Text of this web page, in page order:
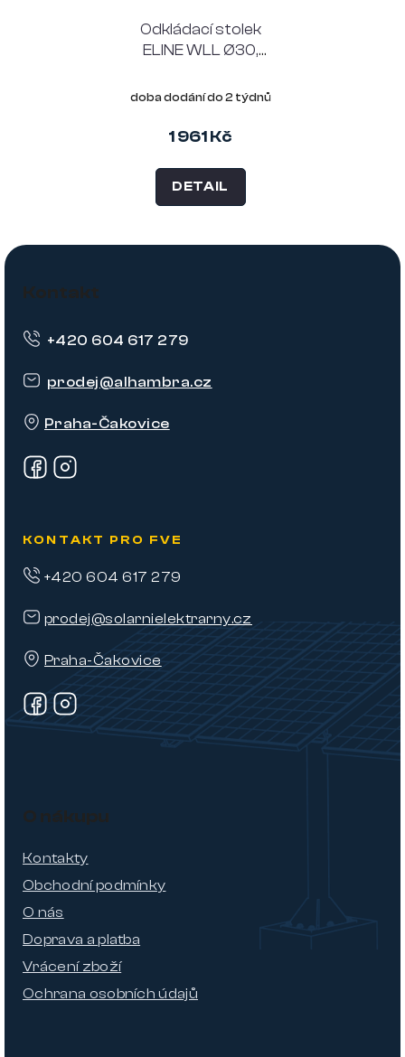
Odkládací stolek
ELINE WLL Ø30,
hnědý
doba dodání do 2 týdnů
1 961 Kč
DETAIL
Z
Kontakt
prodej@alhambra.cz
Praha-Čakovice
+420 604 617 279
KONTAKT PRO FVE
prodej@solarnielektrarny.cz
Praha-Čakovice
+420 604 617 279
O nákupu
Kontakty
Obchodní podmínky
O nás
Doprava a platba
Vrácení zboží
Ochrana osobních údajů